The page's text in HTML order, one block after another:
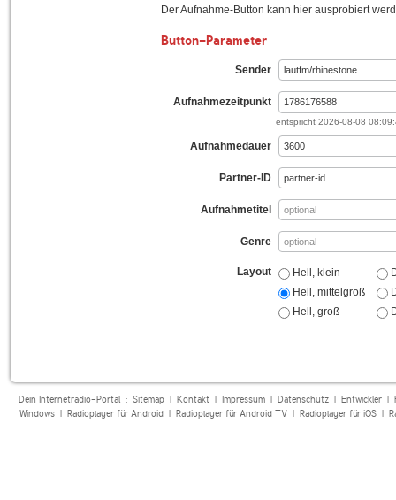
Der Aufnahme-Button kann hier ausprobiert
Button-Parameter
Sender
Aufnahmezeitpunkt
entspricht 2026-08-08
Aufnahmedauer
Partner-ID
Aufnahmetitel
Genre
Layout
Hell, klein
Hell, mittelgroß
Hell, groß
Dein Internetradio-Portal : Sitemap| Kontakt| Impressum| Datenschutz| Entwickler|
Windows| Radioplayer für Android| Radioplayer für Android TV| Radioplayer für iOS|